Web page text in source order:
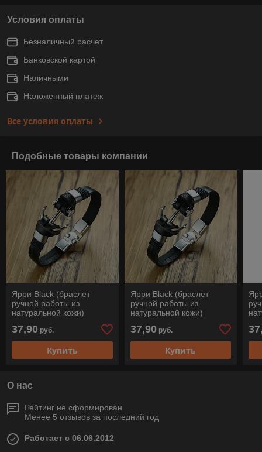
Условия оплаты
Безналичный расчет
Банковской картой
Наличными
Наложенный платеж
Все условия оплаты
Подобные товары компании
Ярри Black (браслет
ручной работы из
натуральной кожи)
37,90 руб.
Купить
Ярри Black (браслет
ручной работы из
натуральной кожи)
37,90 руб.
Купить
О нас
Рейтинг не сформирован
Менее 5 отзывов за последний год
Работает с 06.06.2012